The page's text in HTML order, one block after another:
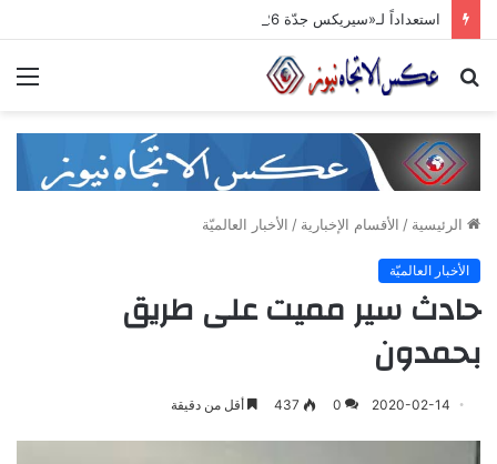
بحث
الرئيسية / الأقسام الإخبارية / الأخبار العالميّة
الأخبار العالميّة
حادث سير مميت على طريق
بحمدون
2020-02-14
0
437 أقل من دقيقة